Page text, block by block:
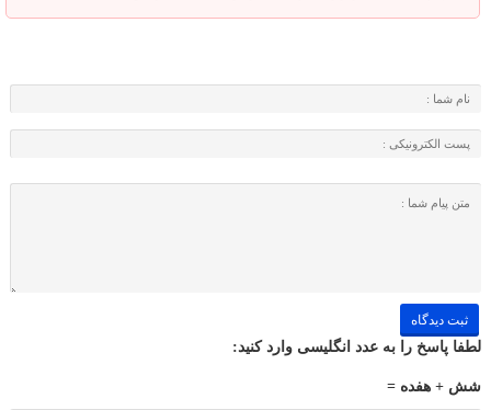
لطفا پاسخ را به عدد انگلیسی وارد کنید:
شش + هفده =